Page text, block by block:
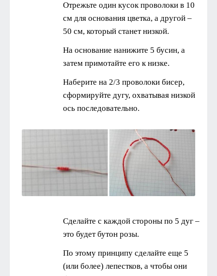
Отрежьте один кусок проволоки в 10
см для основания цветка, а другой –
50 см, который станет низкой.
На основание нанижите 5 бусин, а
затем примотайте его к низке.
Наберите на 2/3 проволоки бисер,
сформируйте дугу, охватывая низкой
ось последовательно.
Сделайте с каждой стороны по 5 дуг –
это будет бутон розы.
По этому принципу сделайте еще 5
(или более) лепестков, а чтобы они